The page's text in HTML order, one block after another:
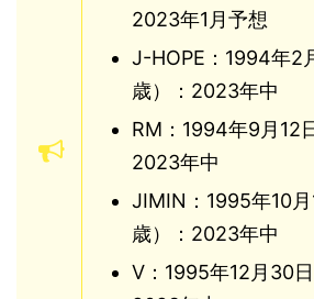
2023年1月予想
J-HOPE：1994年2
歳）：2023年中
RM：1994年9月12
2023年中
JIMIN：1995年10
歳）：2023年中
V：1995年12月30